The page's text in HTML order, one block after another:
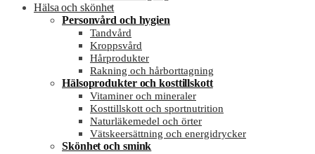
Hälsa och skönhet
Personvård och hygien
Tandvård
Kroppsvård
Hårprodukter
Rakning och hårborttagning
Hälsoprodukter och kosttillskott
Vitaminer och mineraler
Kosttillskott och sportnutrition
Naturläkemedel och örter
Vätskeersättning och energidrycker
Skönhet och smink